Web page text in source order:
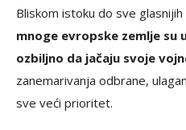
Bliskom istoku do sve
mnoge evropske zemlje su
ozbiljno da jačaju svoje
zanemarivanja odbrane,
sve veći prioritet.